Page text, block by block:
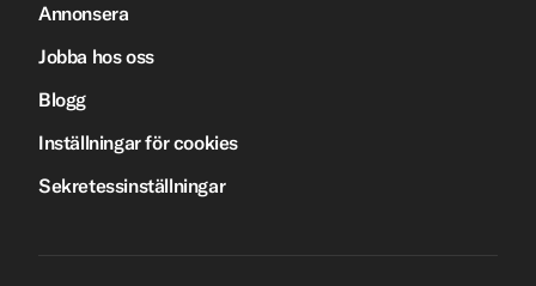
Annonsera
Jobba hos oss
Blogg
Inställningar för cookies
Sekretessinställningar